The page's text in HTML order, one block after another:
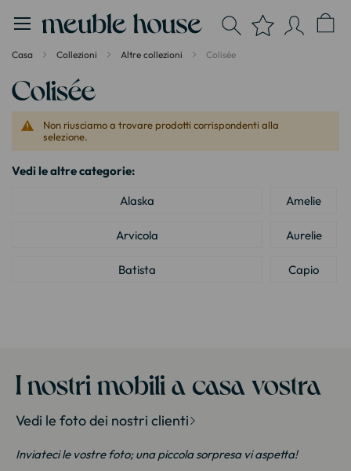
Casa Collezioni Altre collezioni Colisée
Colisée
Non riusciamo a trovare prodotti corrispondenti alla
selezione.
Vedi le altre categorie:
Alaska
Amelie
Arvicola Aurelie
Batista Capio
Meuble house : Meuble design pour la maison
I nostri mobili a casa vostra
Vedi le foto dei nostri clienti
Inviateci le vostre foto; una piccola sorpresa vi aspetta!